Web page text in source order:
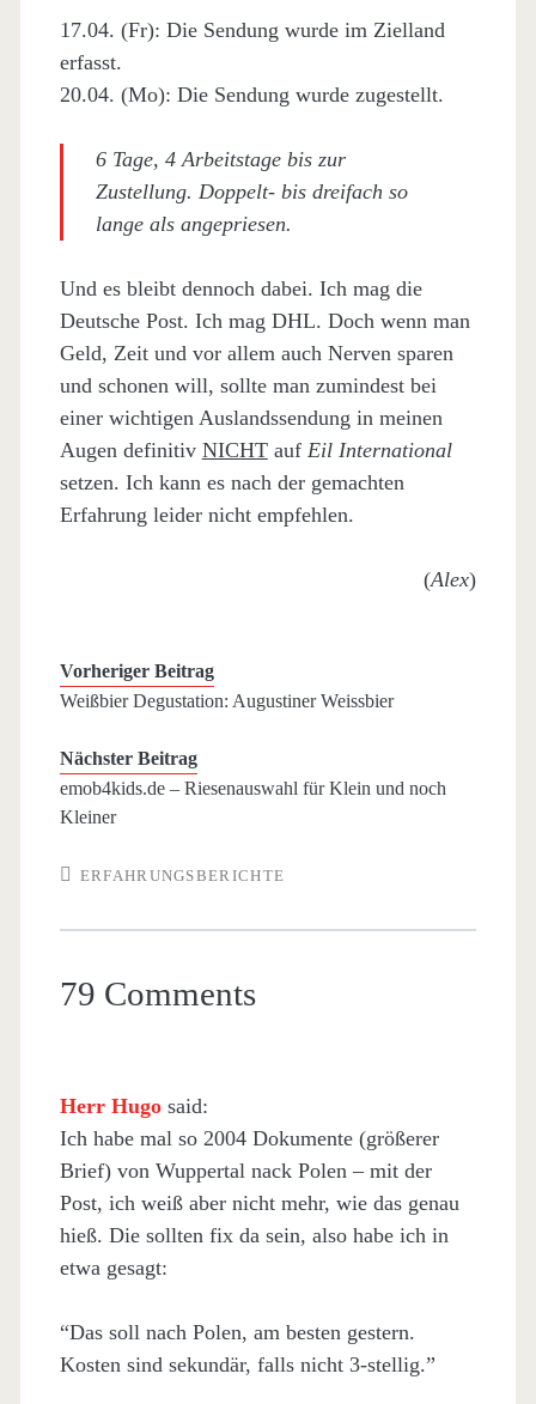
17.04. (Fr): Die Sendung wurde im Zielland
erfasst.
20.04. (Mo): Die Sendung wurde zugestellt.
6 Tage, 4 Arbeitstage bis zur
Zustellung. Doppelt- bis dreifach so
lange als angepriesen.
Und es bleibt dennoch dabei. Ich mag die
Deutsche Post. Ich mag DHL. Doch wenn man
Geld, Zeit und vor allem auch Nerven sparen
und schonen will, sollte man zumindest bei
einer wichtigen Auslandssendung in meinen
Augen definitiv NICHTauf Eil International
setzen. Ich kann es nach der gemachten
Erfahrung leider nicht empfehlen.
(Alex)
Vorheriger Beitrag
Weißbier Degustation: Augustiner Weissbier
Nächster Beitrag
emob4kids.de – Riesenauswahl für Klein und noch
Kleiner
ERFAHRUNGSBERICHTE
79 Comments
Herr Hugo said:
Ich habe mal so 2004 Dokumente (größerer
Brief) von Wuppertal nack Polen – mit der
Post, ich weiß aber nicht mehr, wie das genau
hieß. Die sollten fix da sein, also habe ich in
etwa gesagt:
“Das soll nach Polen, am besten gestern.
Kosten sind sekundär, falls nicht 3-stellig.”